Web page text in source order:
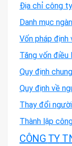
Địa chỉ công
Danh mục
Vốn pháp định
Tăng vốn
Quy định
Quy định về
Thay đổi
Thành lập
CÔNG TY